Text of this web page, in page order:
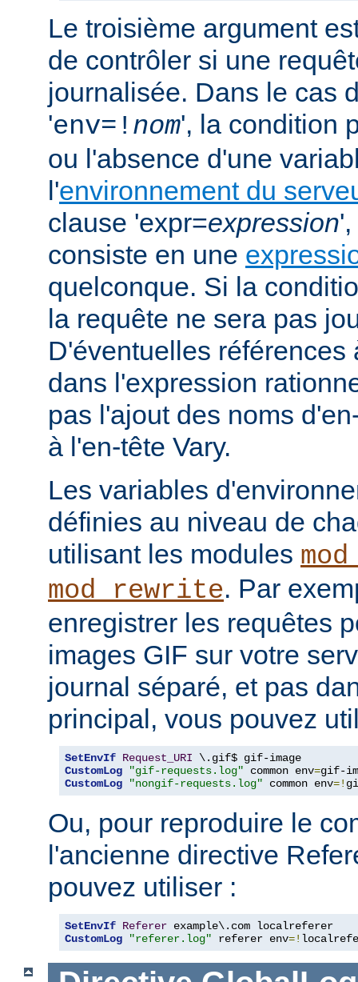
Le troisième argument
de contrôler si une
journalisée. Dans le cas
'env=! nom', la condition
ou l'absence d'une
l'environnement du
clause 'expr=expression
consiste en une
quelconque. Si la
la requête ne sera pas
D'éventuelles références
dans l'expression
pas l'ajout des noms
à l'en-tête Vary.
Les variables
définies au niveau de
utilisant les modules
mod_rewrite. Par
enregistrer les requêtes
images GIF sur votre
journal séparé, et pas
principal, vous pouvez
SetEnvIf Request_URI
CustomLog
"gif-requests.log" common env=
CustomLog
"nongif-requests.log" common env=!
Ou, pour reproduire le
l'ancienne directive
pouvez utiliser :
SetEnvIf Referer
CustomLog
"referer.log" referer env=!